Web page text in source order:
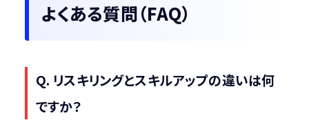
よくある質問（FAQ）
Q. リスキリングとスキルアップの違いは何
ですか？